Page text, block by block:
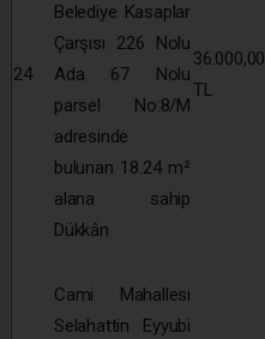
24
Belediye Kasaplar
Çarşısı 226 Nolu
Ada 67 Nolu
parsel No:8/M
adresinde
bulunan 18.24 m²
alana sahip
Dükkân
36.000,00
TL
Cami Mahallesi
Selahattin Eyyubi